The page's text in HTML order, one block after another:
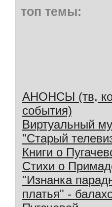
топ темы:
АНОНСЫ (тв,
события)
Виртуальный
"Старый
Книги о
Стихи о
"Изнанка
платья" -